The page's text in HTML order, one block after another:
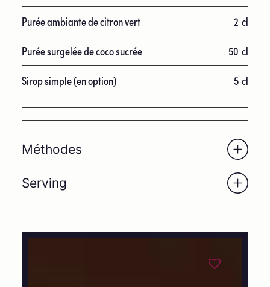
Purée ambiante de citron vert
2 cl
Purée surgelée de coco sucrée
50 cl
Sirop simple (en option)
5cl
Méthodes
Serving